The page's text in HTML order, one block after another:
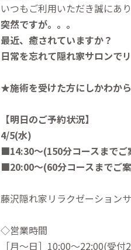
いつもご利用いただき誠にあ
突然ですが。。。
最近、癒されていますか？
日常を忘れて隠れ家サロンで
★施術を受けた方にしかわか
【明日のご予約状況】
4/5(水)
■14:30～(150分コースまでご
■20:00～(60分コースまでご
藤沢隠れ家リラクゼーション
◇営業時間
［月～日］10:00～22:00(受付